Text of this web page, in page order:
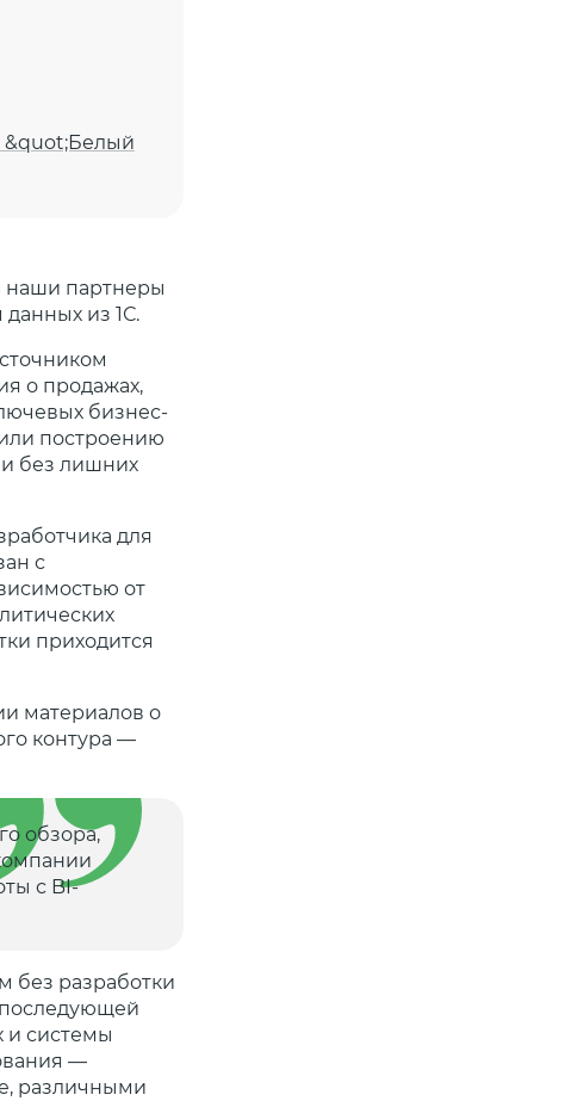
&quot;Белый
наши партнеры
из 1С.
о продажах,
бизнес-
построению
и без лишних
для
с
от
приходится
материалов о
контура —
обзора,
с BI-
без разработки
и системы
—
различными